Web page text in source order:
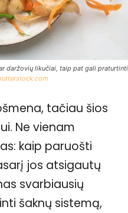
daržovių likučiai, taip pat gali praturtinti
tačiau šios
Ne vienam
kaip paruošti
jos atsigautų
svarbiausių
šaknų sistemą,